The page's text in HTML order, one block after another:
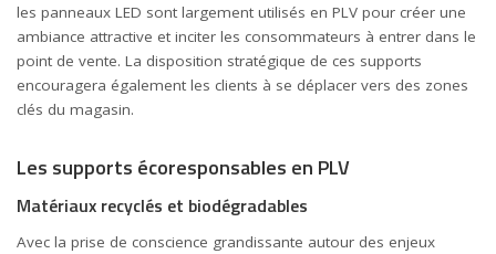
les panneaux LED sont largement utilisés en PLV pour créer une
ambiance attractive et inciter les consommateurs à entrer dans le
point de vente. La disposition stratégique de ces supports
encouragera également les clients à se déplacer vers des zones
clés du magasin.
Les supports écoresponsables en PLV
Matériaux recyclés et biodégradables
Avec la prise de conscience grandissante autour des enjeux